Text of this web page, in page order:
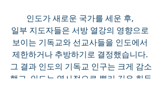
인도가 새로운 국가를 세운 후,
일부 지도자들은 서방 열강의 영향으로
보이는 기독교와 선교사들을 인도에서
제한하거나 추방하기로 결정했습니다.
그 결과 인도의 기독교 인구는 크게 감소
했고, 인도는 역사적으로 뿌리 깊은 힌두